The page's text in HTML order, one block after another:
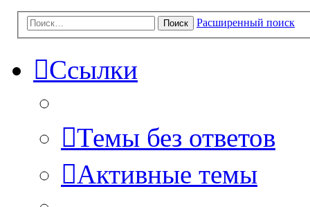
Поиск Расширенный поиск
Ссылки
Темы без ответов
Активные темы